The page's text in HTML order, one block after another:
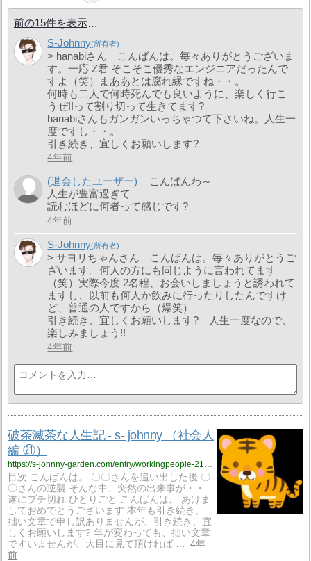
前の15件を表示
S-Johnny
> hanabiさん こんばんは。毎々ありがとうございま
す。一応 Z君 そこそこ優秀なエンジニアだったんで
すよ（笑）まああとは腐れ縁ですね・・。
何時も二人で何時死んでも良いように、楽しく行こ
うぜ!!って割り切って生きてます?
hanabiさんもガンガンいっちゃつて下さいね。人生一
度ですし・・。
引き続き、宜しくお願いします?
4年前
(退会したユーザー)
こんばんわ～
人生が豊富過ぎて
読むほどに何者って感じです?
4年前
S-Johnny
> サヨリちゃんさん こんばんは。毎々ありがとうご
ざいます。何人の方にも同じように言われてます
（笑）実際今度 2名程、お会いしましょうと誘われて
ますし、以前も何人か飲みに行ったりしたんですけ
ど、普通の人ですから（爆笑）
引き続き、宜しくお願いします? 人生一度なので、
楽しみましょう!!
4年前
破茶滅茶な人生記 - s- johnny （社会人
編 ㉑）
https://s-johnny-garden.com/entry/workingpeople-21?utm_source=feed
目次 こんばんは。 〇〇さんを追い出した後 〇
〇さんの逆襲 そんな中、突然の出来事が・・
遂にブチ切れ ひとりごと こんばんは。 あけま
しておめでとうございます 本年も引き続き、
拙い文章で申し訳ありませんが、引き続き、宜
しくお願いします? 年が変わっても、拙い文章
ですいませんが、大目に見て頂ければ …
4年
前